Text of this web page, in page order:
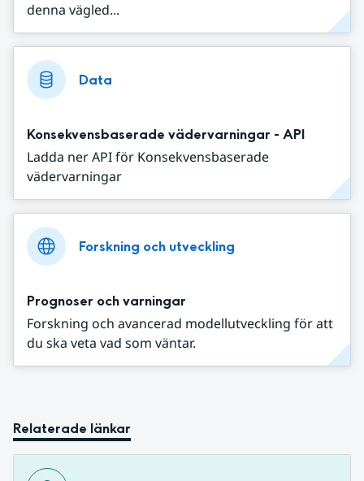
denna vägled...
Data
Konsekvensbaserade vädervarningar - API
Ladda ner API för Konsekvensbaserade
vädervarningar
Forskning och utveckling
Prognoser och varningar
Forskning och avancerad modellutveckling för att
du ska veta vad som väntar.
Relaterade länkar